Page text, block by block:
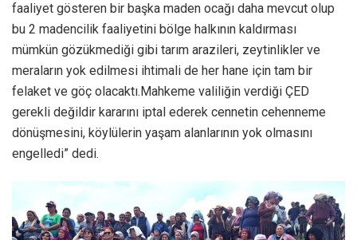
faaliyet gösteren bir başka maden ocağı daha mevcut olup
bu 2 madencilik faaliyetini bölge halkının kaldırması
mümkün gözükmediği gibi tarım arazileri, zeytinlikler ve
meraların yok edilmesi ihtimali de her hane için tam bir
felaket ve göç olacaktı.Mahkeme valiliğin verdiği ÇED
gerekli değildir kararını iptal ederek cennetin cehenneme
dönüşmesini, köylülerin yaşam alanlarının yok olmasını
engelledi” dedi.